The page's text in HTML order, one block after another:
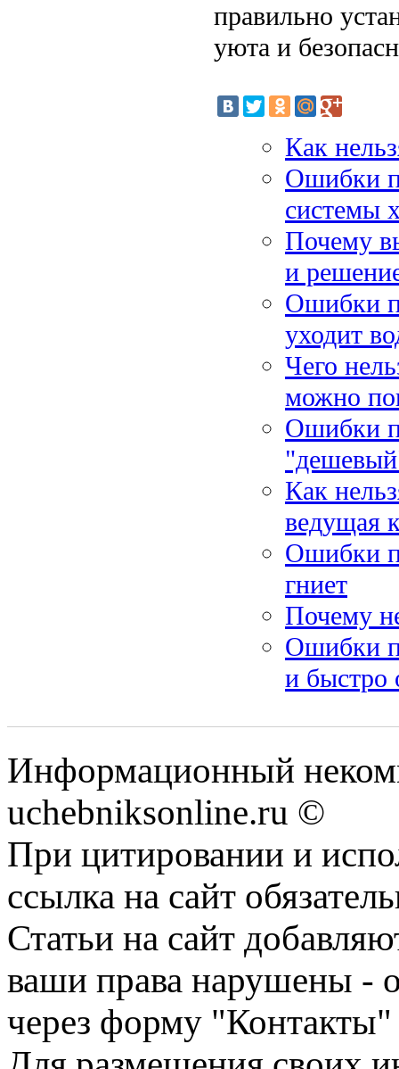
правильно
уюта и
Как
Ошибки
системы
Почему
и
Ошибки
уходит
Чего
можно
Ошибки
Как
ведущая
Ошибки
гниет
Почему
Ошибки
и быстро
Информационный
uchebniksonline.ru ©
При цитировании и
ссылка на сайт
Статьи на сайт
ваши права нарушены -
через форму "Контакты"